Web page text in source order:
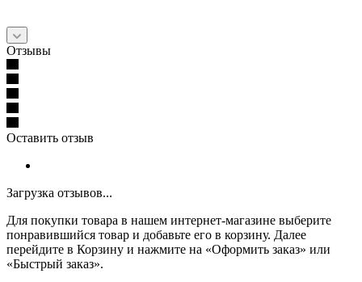
Отзывы
Оставить отзыв
Загрузка отзывов...
Для покупки товара в нашем интернет-магазине выберите
понравившийся товар и добавьте его в корзину. Далее
перейдите в Корзину и нажмите на «Оформить заказ» или
«Быстрый заказ».